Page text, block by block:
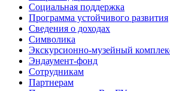
Социальная поддержка
Программа устойчивого развития
Сведения о доходах
Символика
Экскурсионно-музейный
Эндаумент-фонд
Сотрудникам
Партнерам